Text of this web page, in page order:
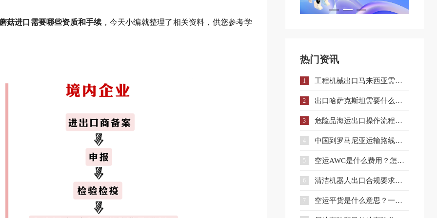
菇进口需要哪些资质和手续，今天小编就整理了相关资料，供您参考学
热门资讯
1 工程机械出口马来西亚需要什么手续和证件？
2 出口哈萨克斯坦需要什么认证？一文详解核心准入要求
3 危险品海运出口操作流程与注意事项全解析
4 中国到罗马尼亚运输路线详解与企业选择策略
5 空运AWC是什么费用？怎么收？和AWA有什么区别？
6 清洁机器人出口合规要求、流程与注意事项全解析
7 空运平货是什么意思？一文讲清计费规则及与重货、泡货的区别